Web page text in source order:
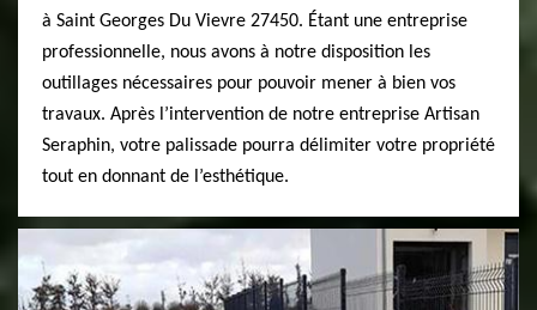
à Saint Georges Du Vievre 27450. Étant une entreprise
professionnelle, nous avons à notre disposition les
outillages nécessaires pour pouvoir mener à bien vos
travaux. Après l’intervention de notre entreprise Artisan
Seraphin, votre palissade pourra délimiter votre propriété
tout en donnant de l’esthétique.